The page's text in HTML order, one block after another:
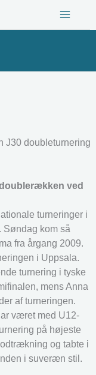
J30 doubleturnering
ved
turneringer i
Søndag kom så
fra årgang 2009.
i Uppsala.
turnering i tyske
mens Anna
af turneringen.
været med U12-
på højeste
og tabte i
i suveræn stil.